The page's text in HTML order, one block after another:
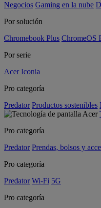
Negocios Gaming en la nube
Por solución
Chromebook Plus ChromeOS
Por serie
Acer Iconia
Pro categoría
Predator Productos sostenibles
Pro categoría
Predator Prendas, bolsos y
Pro categoría
Predator Wi-Fi 5G
Pro categoría